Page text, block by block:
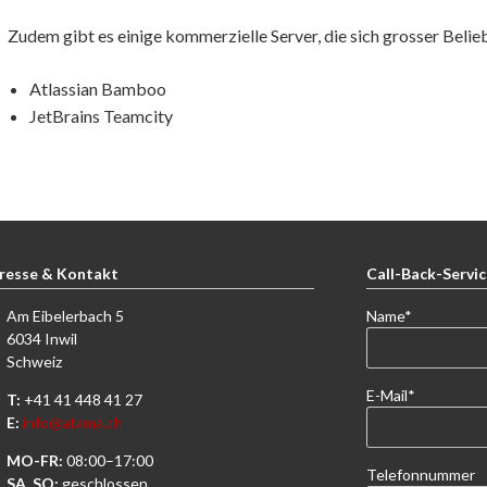
Zudem gibt es einige kommerzielle Server, die sich grosser
Atlassian Bamboo
JetBrains Teamcity
& Kontakt
Am Eibelerbach 5
6034 Inwil
Schweiz
T: +41 41 448 41 27
E: info@atama.ch
MO-FR: 08:00–17:00
Call-Back-
Pflichtfeld
Name*
Pflichtfeld
E-Mail*
Telefonnummer